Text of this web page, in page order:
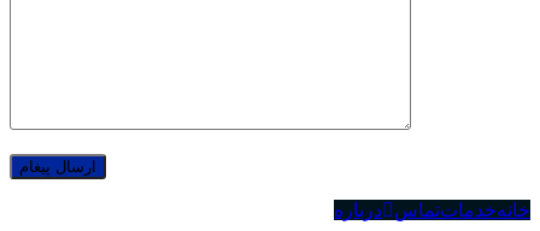
خانهخدماتتماس درباره